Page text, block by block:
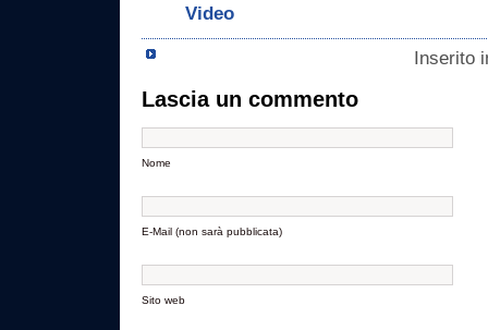
Video
Inserito
Lascia un commento
Nome
E-Mail (non sarà pubblicata)
Sito web